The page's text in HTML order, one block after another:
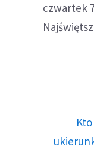
czwartek